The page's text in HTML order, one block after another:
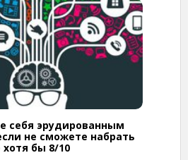
себя эрудированным
не сможете набрать
хотя бы 8/10